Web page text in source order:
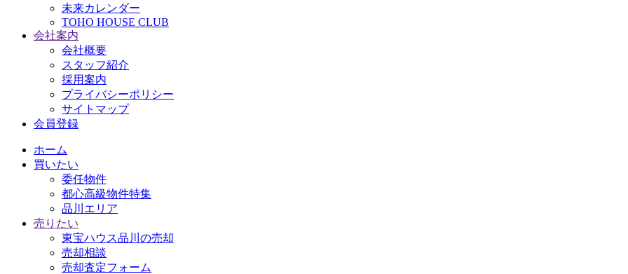
未来カレンダー
TOHO HOUSE CLUB
会社案内
会社概要
スタッフ紹介
採用案内
プライバシーポリシー
サイトマップ
会員登録
ホーム
買いたい
委任物件
都心高級物件特集
品川エリア
売りたい
東宝ハウス品川の売却
売却相談
売却査定フォーム